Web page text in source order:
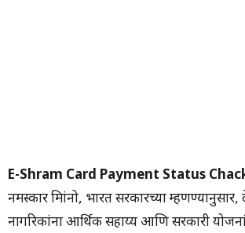
E-Shram Card Payment Status
नमस्कार मित्रांनो, भारत सरकारच्या
नागरिकांना आर्थिक सहाय्य आणि सरकारी